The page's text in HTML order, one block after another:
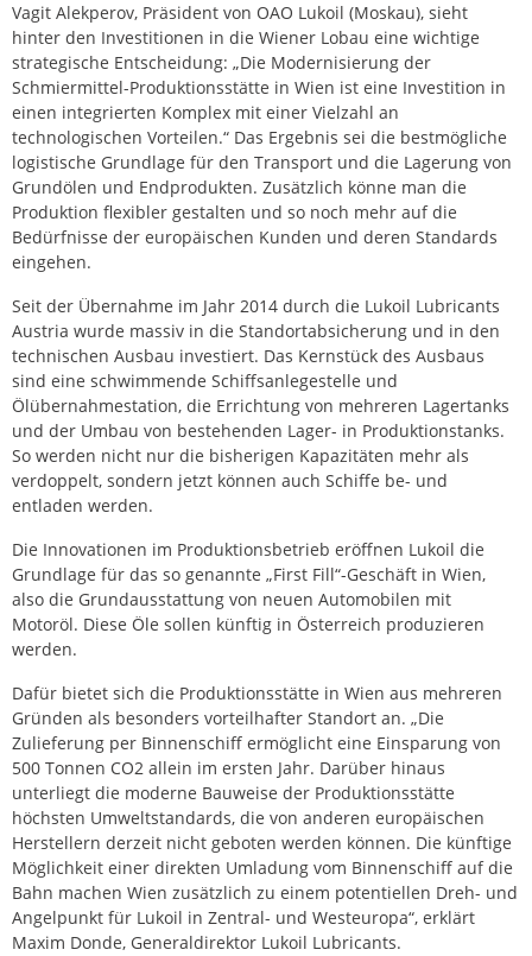
Vagit Alekperov, Präsident von OAO Lukoil (Moskau), sieht
hinter den Investitionen in die Wiener Lobau eine wichtige
strategische Entscheidung: „Die Modernisierung der
Schmiermittel-Produktionsstätte in Wien ist eine Investition in
einen integrierten Komplex mit einer Vielzahl an
technologischen Vorteilen.“ Das Ergebnis sei die bestmögliche
logistische Grundlage für den Transport und die Lagerung von
Grundölen und Endprodukten. Zusätzlich könne man die
Produktion flexibler gestalten und so noch mehr auf die
Bedürfnisse der europäischen Kunden und deren Standards
eingehen.
Seit der Übernahme im Jahr 2014 durch die Lukoil Lubricants
Austria wurde massiv in die Standortabsicherung und in den
technischen Ausbau investiert. Das Kernstück des Ausbaus
sind eine schwimmende Schiffsanlegestelle und
Ölübernahmestation, die Errichtung von mehreren Lagertanks
und der Umbau von bestehenden Lager- in Produktionstanks.
So werden nicht nur die bisherigen Kapazitäten mehr als
verdoppelt, sondern jetzt können auch Schiffe be- und
entladen werden.
Die Innovationen im Produktionsbetrieb eröffnen Lukoil die
Grundlage für das so genannte „First Fill“-Geschäft in Wien,
also die Grundausstattung von neuen Automobilen mit
Motoröl. Diese Öle sollen künftig in Österreich produzieren
werden.
Dafür bietet sich die Produktionsstätte in Wien aus mehreren
Gründen als besonders vorteilhafter Standort an. „Die
Zulieferung per Binnenschiff ermöglicht eine Einsparung von
500 Tonnen CO2 allein im ersten Jahr. Darüber hinaus
unterliegt die moderne Bauweise der Produktionsstätte
höchsten Umweltstandards, die von anderen europäischen
Herstellern derzeit nicht geboten werden können. Die künftige
Möglichkeit einer direkten Umladung vom Binnenschiff auf die
Bahn machen Wien zusätzlich zu einem potentiellen Dreh- und
Angelpunkt für Lukoil in Zentral- und Westeuropa“, erklärt
Maxim Donde, Generaldirektor Lukoil Lubricants.